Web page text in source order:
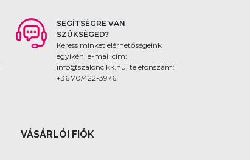
SEGÍTSÉGRE VAN
SZÜKSÉGED?
Keress minket elérhetőségeink
egyikén, e-mail cím:
info@szaloncikk.hu, telefonszám:
+36 70/422-3976
VÁSÁRLÓI FIÓK